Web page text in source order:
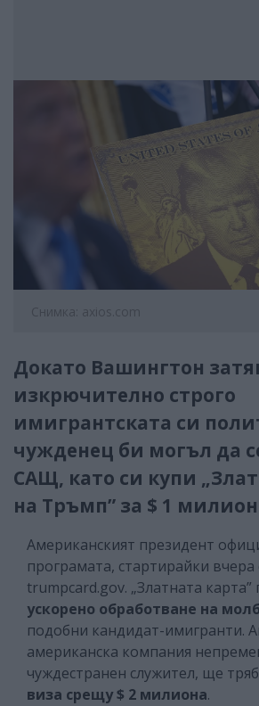
Снимка: axios.com
Докато Вашингтон
изкрючително строго
имигрантската си
чужденец би могъл да
САЩ, като си купи
на Тръмп” за $ 1 милион
Американският президент
програмата, стартирайки вчера
trumpcard.gov. „Златната
ускорено обработване на
подобни кандидат-имигранти.
американска компания
чуждестранен служител, ще
виза срещу $ 2 милиона.